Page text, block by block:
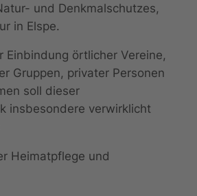
und Denkmalschutzes,
in Elspe.
Einbindung örtlicher Vereine,
Gruppen, privater Personen
soll dieser
insbesondere verwirklicht
Heimatpflege und